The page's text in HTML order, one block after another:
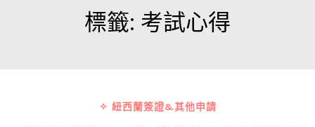
標籤: 考試心得
✧ 紐西蘭簽證&其他申請